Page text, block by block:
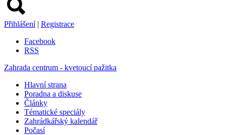
Přihlášení | Registrace
Facebook
RSS
Zahrada centrum - kvetoucí pažitka
Hlavní strana
Poradna a diskuse
Články
Tématické speciály
Zahrádkářský kalendář
Počasí